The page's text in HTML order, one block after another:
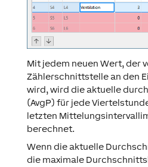
Mit jedem neuen Wert, der
Zählerschnittstelle an den
wird, wird die aktuelle
(AvgP) für jede
letzten
berechnet.
Wenn die aktuelle
die maximale